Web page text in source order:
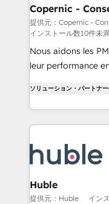
without outside dependencies.
Set up, audit, and
Get your sales
pipeline and
• Build an in-
buyers • Use AI to scale
approach works
with outsourcing
voice in your
Copernic -
提供元：Copernic -
インストール数10件未
Nous aidons les
leur performance
téléphonie, etc.) • Alignement des équipes grâce à un
outil et des données partagées
collecte et de
de la productivité des équipes
consultants
avec un
métiers et
ソリューション・パートナー
Huble
提供元：Huble イン